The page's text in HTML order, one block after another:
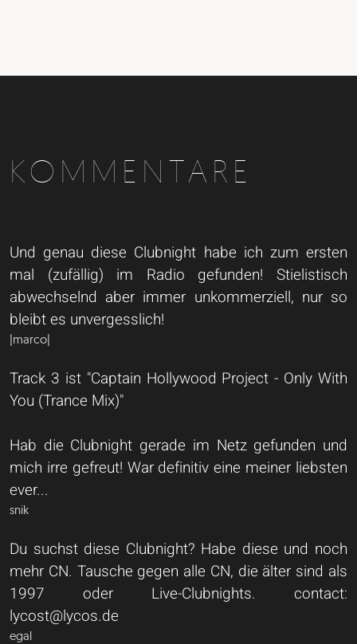
KOMMENTARE
Und genau diese Clubnight habe ich zum ersten
mal (zufällig) im Radio gefunden! Stielistisch
abwechselnd aber immer unkommerziell, nur so
bleibt es unvergesslich!
|marco|
Track 3 ist "Captain Hollywood Project - Only With
You (Trance Mix)"
Hab die Clubnight gerade im Netz gefunden und
mich irre gefreut! War definitiv eine meiner liebsten
ever...
snik
Du suchst diese Clubnight? Habe diese und noch
mehr CN. Tausche gegen alle CN, die älter sind als
1997 oder Live-Clubnights. contact:
lycost@lycos.de
egal